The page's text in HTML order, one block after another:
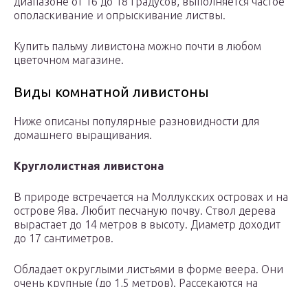
ополаскивание и опрыскивание листвы.
Купить пальму ливистона можно почти в любом
цветочном магазине.
Виды комнатной ливистоны
Ниже описаны популярные разновидности для
домашнего выращивания.
Круглолистная ливистона
В природе встречается на Моллукских островах и на
острове Ява. Любит песчаную почву. Ствол дерева
вырастает до 14 метров в высоту. Диаметр доходит
до 17 сантиметров.
Обладает округлыми листьями в форме веера. Они
очень крупные (до 1,5 метров). Рассекаются на